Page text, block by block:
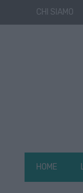
CHI SIAMO
HOME